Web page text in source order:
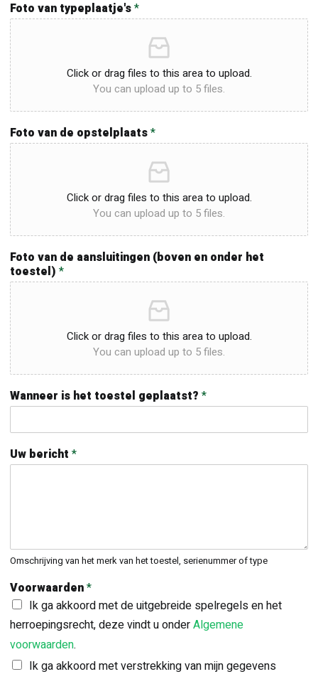
Foto van typeplaatje's*
Click or drag files to this area to upload.
You can upload up to 5 files.
Foto van de opstelplaats*
Click or drag files to this area to upload.
You can upload up to 5 files.
Foto van de aansluitingen (boven en onder het
toestel)*
Click or drag files to this area to upload.
You can upload up to 5 files.
Wanneer is het toestel geplaatst?*
Uw bericht*
Omschrijving van het merk van het toestel, serienummer of type
Voorwaarden*
Ik ga akkoord met de uitgebreide spelregels en het
herroepingsrecht, deze vindt u onderAlgemene
voorwaarden.
Ik ga akkoord met verstrekking van mijn gegevens